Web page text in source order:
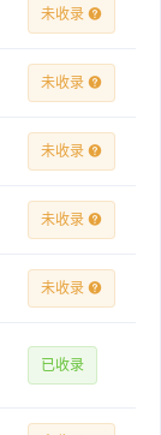
未收录
未收录
未收录
未收录
未收录
已收录